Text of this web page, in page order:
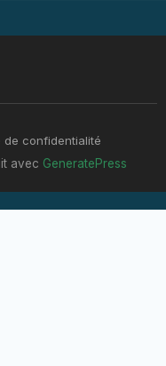
de confidentialité
avec GeneratePress